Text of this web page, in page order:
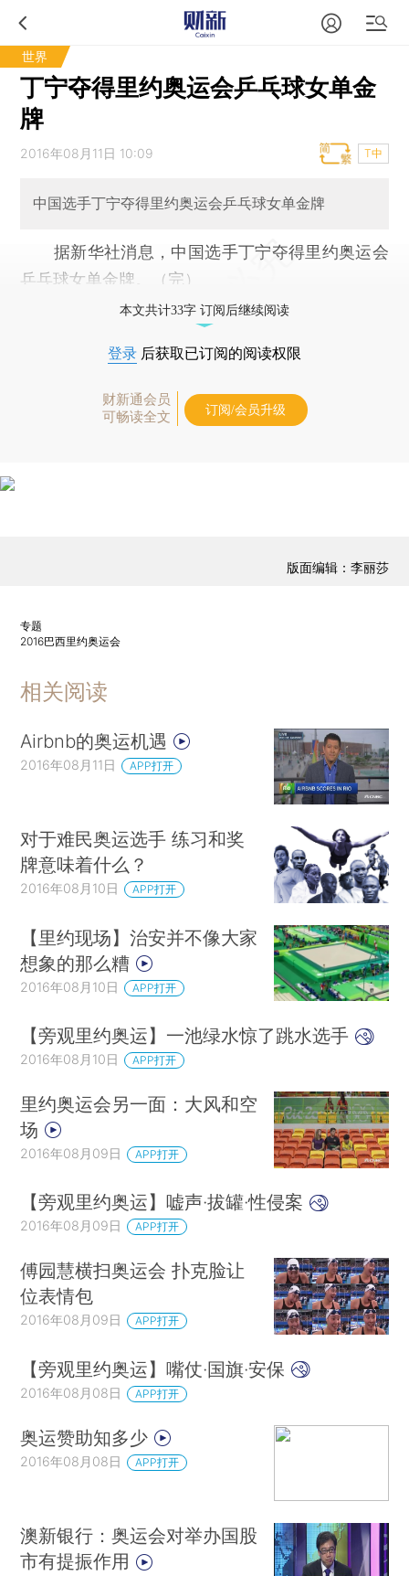
世界
丁宁夺得里约奥运会乒乓球女单金
牌
2016年08月11日 10:09 T中
中国选手丁宁夺得里约奥运会乒乓球女单金牌
据新华社消息，中国选手丁宁夺得里约奥运会
乒乓球女单金牌。（完）
本文共计33字 订阅后继续阅读
登录 后获取已订阅的阅读权限
财新通会员
可畅读全文
订阅/会员升级
版面编辑：李丽莎
专题
2016巴西里约奥运会
相关阅读
Airbnb的奥运机遇
2016年08月11日 APP打开
对于难民奥运选手 练习和奖
牌意味着什么？
2016年08月10日 APP打开
【里约现场】治安并不像大家
想象的那么糟
2016年08月10日 APP打开
【旁观里约奥运】一池绿水惊了跳水选手
2016年08月10日 APP打开
里约奥运会另一面：大风和空
场
2016年08月09日 APP打开
【旁观里约奥运】嘘声·拔罐·性侵案
2016年08月09日 APP打开
傅园慧横扫奥运会 扑克脸让
位表情包
2016年08月09日 APP打开
【旁观里约奥运】嘴仗·国旗·安保
2016年08月08日 APP打开
奥运赞助知多少
2016年08月08日 APP打开
澳新银行：奥运会对举办国股
市有提振作用